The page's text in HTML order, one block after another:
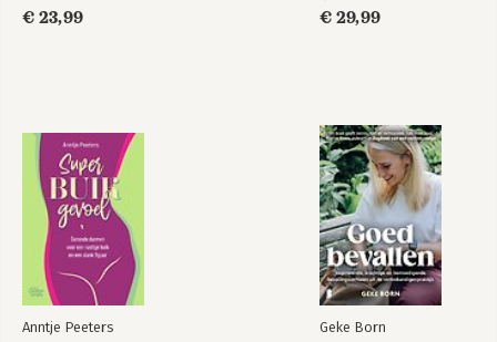
€ 23,99
€ 29,99
Anntje Peeters Geke Born